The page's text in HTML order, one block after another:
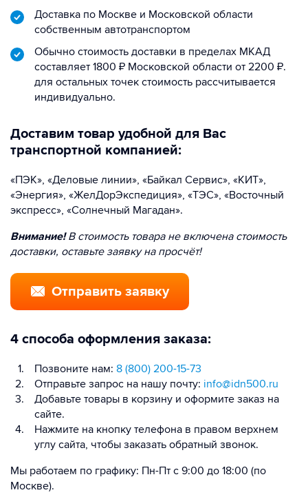
Доставка по Москве и Московской области
собственным автотранспортом
Обычно стоимость доставки в пределах МКАД
составляет 1800 ₽ Московской области от 2200 ₽.
для остальных точек стоимость рассчитывается
индивидуально.
Доставим товар удобной для Вас
транспортной компанией:
«ПЭК», «Деловые линии», «Байкал Сервис», «КИТ»,
«Энергия», «ЖелДорЭкспедиция», «ТЭС», «Восточный
экспресс», «Солнечный Магадан».
Внимание!В стоимость товара не включена стоимость
доставки, оставьте заявку на просчёт!
Отправить заявку
4 способа оформления заказа:
Позвоните нам: 8 (800) 200-15-73
Отправьте запрос на нашу почту: info@idn500.ru
Добавьте товары в корзину и оформите заказ на
сайте.
Нажмите на кнопку телефона в правом верхнем
углу сайта, чтобы заказать обратный звонок.
Мы работаем по графику: Пн-Пт с 9:00 до 18:00 (по
Москве).